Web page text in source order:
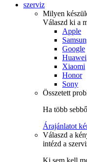
szerviz
Milyen
Válaszd ki a
Apple
Google
Huawei
Xiaomi
Honor
Sony
Összetett
Ha több
Árajánlatot
Válaszd a
intézd a
Ki sem kell